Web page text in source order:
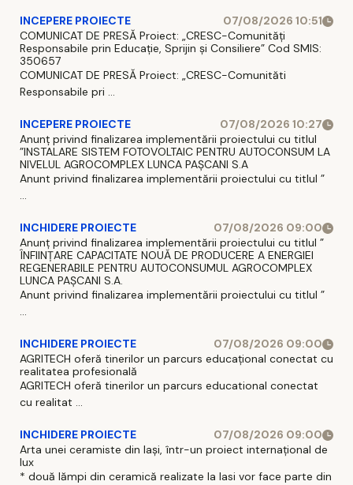
INCEPERE PROIECTE
07/08/2026 10:51
COMUNICAT DE PRESĂ Proiect: „CRESC-Comunități
Responsabile prin Educație, Sprijin și Consiliere” Cod SMIS:
350657
COMUNICAT DE PRESĂ Proiect: „CRESC-Comunităti
Responsabile pri ...
INCEPERE PROIECTE
07/08/2026 10:27
Anunț privind finalizarea implementării proiectului cu titlul
”INSTALARE SISTEM FOTOVOLTAIC PENTRU AUTOCONSUM LA
NIVELUL AGROCOMPLEX LUNCA PAȘCANI S.A
Anunt privind finalizarea implementării proiectului cu titlul ”
...
INCHIDERE PROIECTE
07/08/2026 09:00
Anunț privind finalizarea implementării proiectului cu titlul ”
ÎNFIINȚARE CAPACITATE NOUĂ DE PRODUCERE A ENERGIEI
REGENERABILE PENTRU AUTOCONSUMUL AGROCOMPLEX
LUNCA PAȘCANI S.A.
Anunt privind finalizarea implementării proiectului cu titlul ”
...
INCHIDERE PROIECTE
07/08/2026 09:00
AGRITECH oferă tinerilor un parcurs educațional conectat cu
realitatea profesională
AGRITECH oferă tinerilor un parcurs educational conectat
cu realitat ...
INCHIDERE PROIECTE
07/08/2026 09:00
Arta unei ceramiste din Iași, într-un proiect internațional de
lux
* două lămpi din ceramică realizate la Iasi vor face parte din